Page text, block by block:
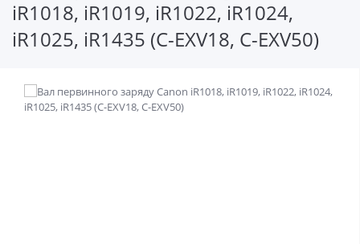
iR1018, iR1019, iR1022, iR1024,
iR1025, iR1435 (C-EXV18, C-EXV50)